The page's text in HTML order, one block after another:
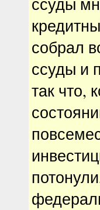
собрал
ссуды и
так что,